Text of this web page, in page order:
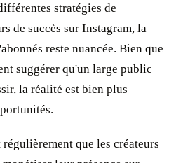
stratégies de
de succès sur Instagram, la
reste nuancée. Bien que
suggérer qu'un large public
la réalité est bien plus
que les créateurs